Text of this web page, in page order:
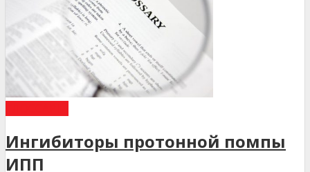
Ингибиторы протонной помпы
ИПП